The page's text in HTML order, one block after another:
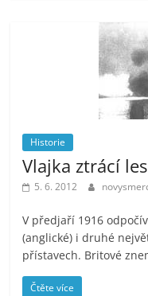
Historie
Vlajka ztrácí
5. 6. 2012
V předjaří 1916
(anglické) i druhé
přístavech. Britové
Čtěte více